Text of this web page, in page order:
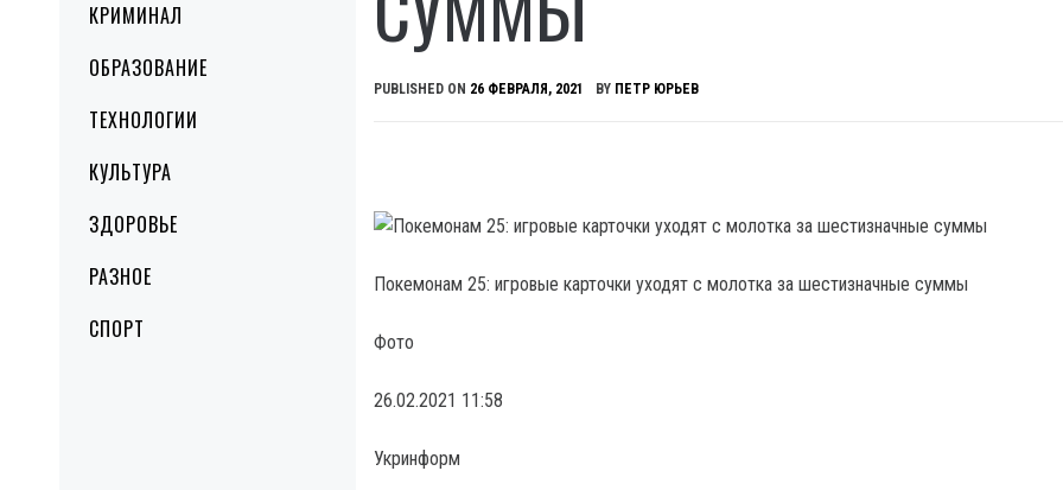
КРИМИНАЛ
ОБРАЗОВАНИЕ
ТЕХНОЛОГИИ
КУЛЬТУРА
ЗДОРОВЬЕ
РАЗНОЕ
СПОРТ
PUBLISHED ON 26 ФЕВРАЛЯ, 2021 BY ПЕТР ЮРЬЕВ
Покемонам 25: игровые карточки уходят с молотка за шестизначные суммы
Фото
26.02.2021 11:58
Укринформ